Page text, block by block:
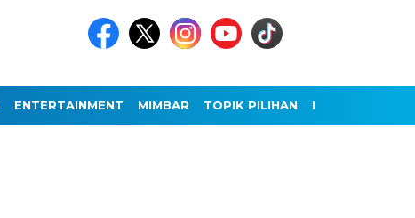
ENTERTAINMENT MIMBAR TOPIK PILIHAN LAINNYA